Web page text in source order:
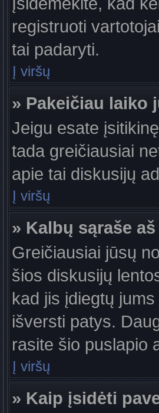
registruoti
tai padaryti.
Į viršų
» Pakeičiau laiko
Jeigu esate
tada greičiausiai
apie tai diskusijų
Į viršų
» Kalbų sąraše
Greičiausiai jūsų
šios diskusijų
kad jis įdiegtų
išversti patys.
rasite šio puslapio
Į viršų
» Kaip įsidėti